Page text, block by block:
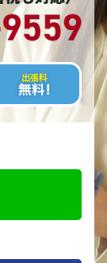
出張料
無料!